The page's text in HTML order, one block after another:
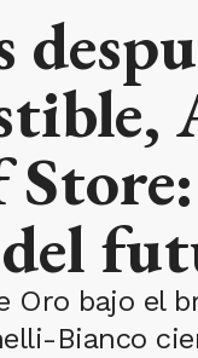
Oro bajo el
Bianco